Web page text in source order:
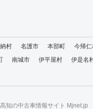
村 名護市 本部町 今帰
南城市 伊平屋村 伊是名
知の中古車情報サイト Mjnet.jp